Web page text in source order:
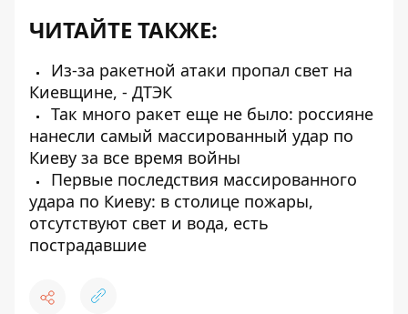
ЧИТАЙТЕ ТАКЖЕ:
Из-за ракетной атаки пропал свет на
Киевщине, - ДТЭК
Так много ракет еще не было: россияне
нанесли самый массированный удар по
Киеву за все время войны
Первые последствия массированного
удара по Киеву: в столице пожары,
отсутствуют свет и вода, есть
пострадавшие